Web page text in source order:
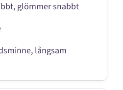
glömmer snabbt
långsam